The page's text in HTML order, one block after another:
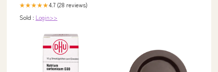
★★★★★4.7 (28 reviews)
Sold : Login>>